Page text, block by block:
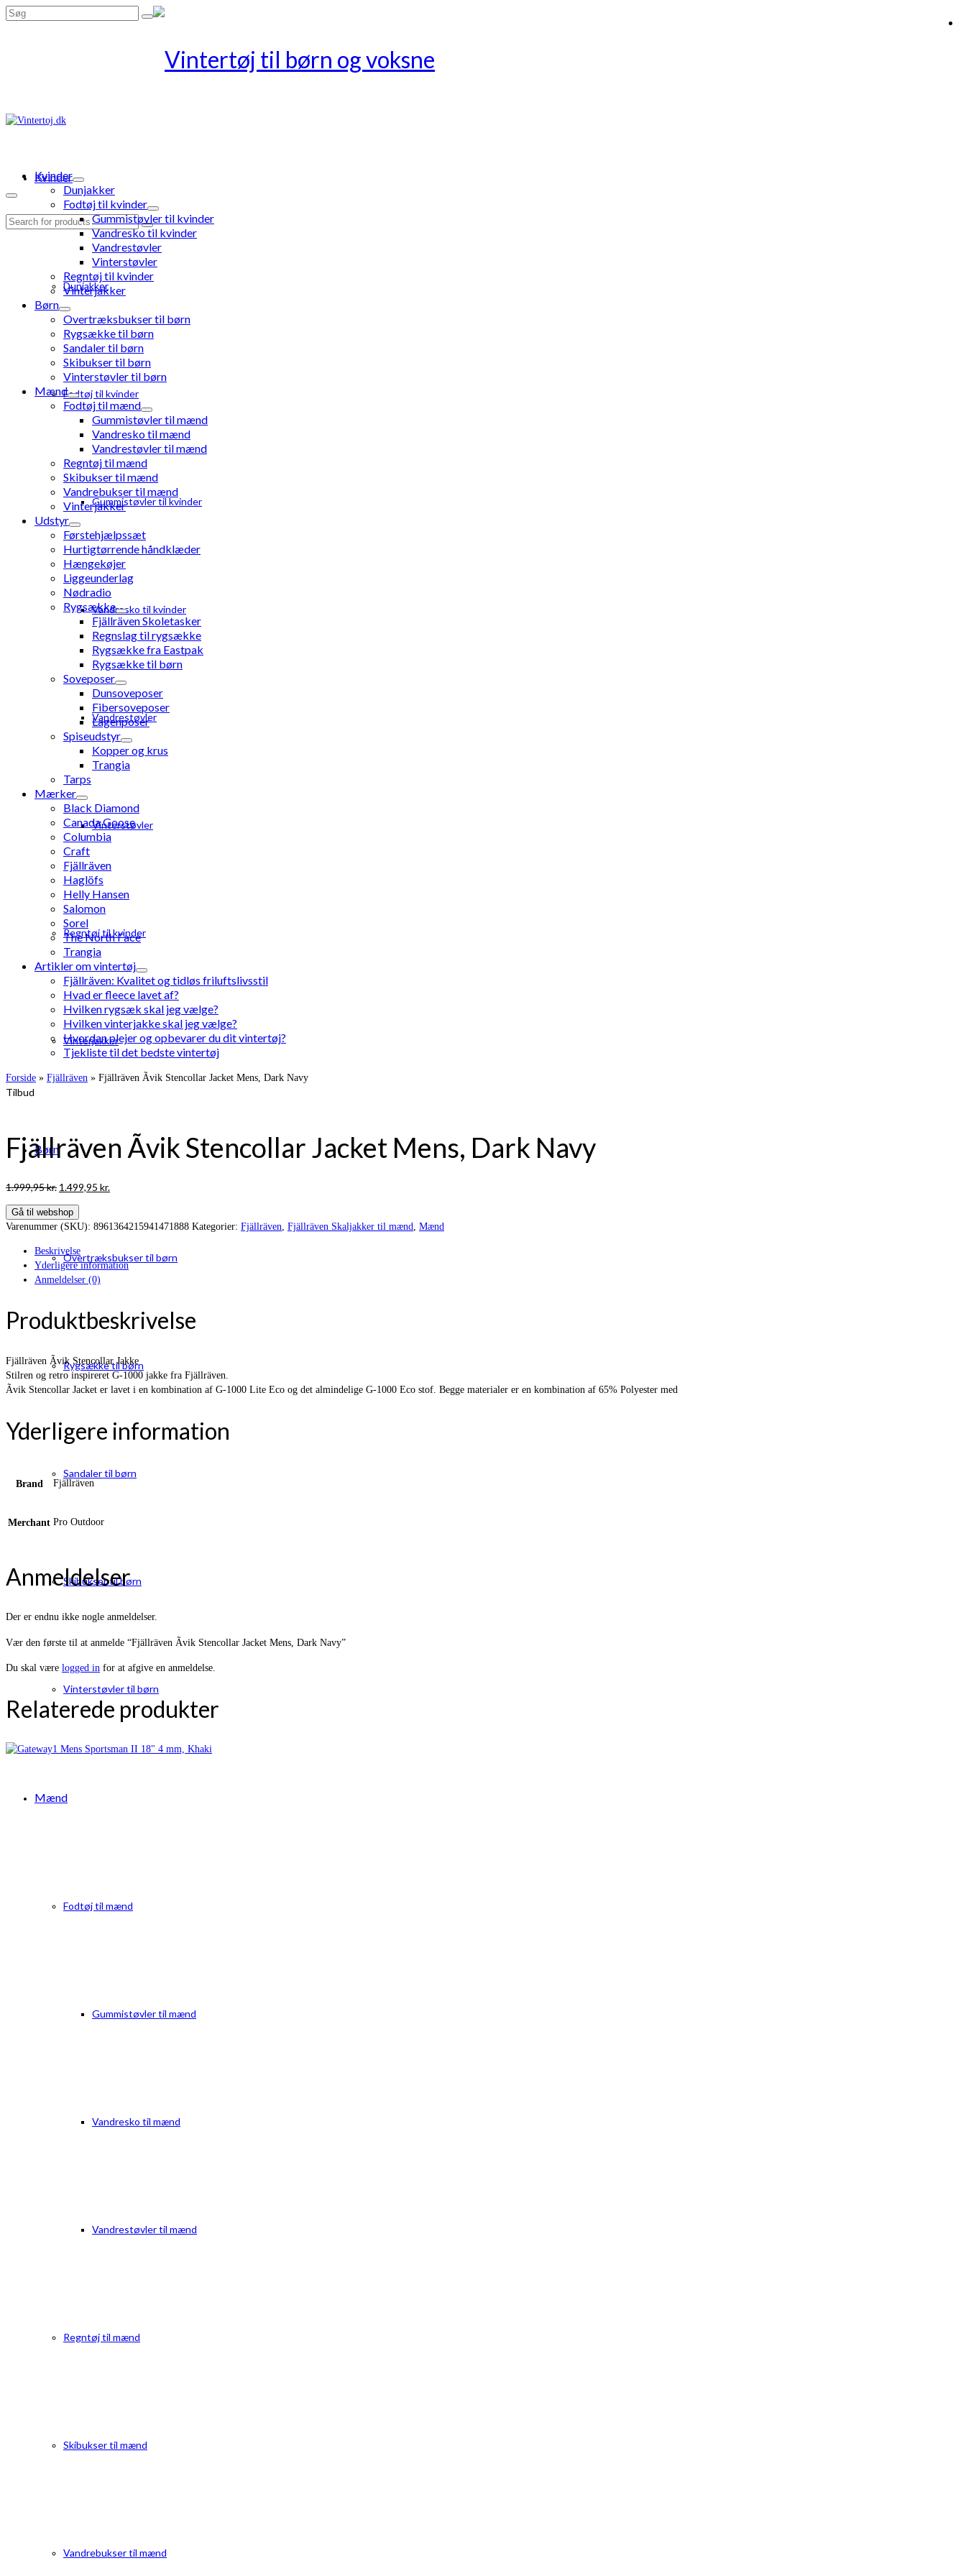
Search
Kvinder
Dunjakker
Fodtøj til kvinder
Gummistøvler til kvinder
Vandresko til kvinder
Vandrestøvler
Vinterstøvler
Regntøj til kvinder
Vinterjakker
Børn
Overtræksbukser til børn
Rygsække til børn
Sandaler til børn
Skibukser til børn
Vinterstøvler til børn
Mænd
Fodtøj til mænd
Gummistøvler til mænd
Vandresko til mænd
Vandrestøvler til mænd
Regntøj til mænd
Skibukser til mænd
Vandrebukser til mænd
Search
Kvinder
Dunjakker
Fodtøj til kvinder
Gummistøvler til kvinder
Vandresko til kvinder
Vandrestøvler
Vinterstøvler
Regntøj til kvinder
Vinterjakker
Børn
Overtræksbukser til børn
Rygsække til børn
Sandaler til børn
Skibukser til børn
Vinterstøvler til børn
Mænd
Fodtøj til mænd
Gummistøvler til mænd
Vandresko til mænd
Vandrestøvler til mænd
Regntøj til mænd
Skibukser til mænd
Vandrebukser til mænd
Vinterjakker
Udstyr
Førstehjælpssæt
Hurtigtørrende håndklæder
Hængekøjer
Liggeunderlag
Nødradio
Rygsække
Fjällräven Skoletasker
Regnslag til rygsække
Rygsække fra Eastpak
Rygsække til børn
Soveposer
Dunsoveposer
Fibersoveposer
Lagenposer
Spiseudstyr
Kopper og krus
Trangia
Tarps
Mærker
Black Diamond
Canada Goose
Columbia
Craft
Fjällräven
Haglöfs
Helly Hansen
Salomon
Sorel
The North Face
Trangia
Artikler om vintertøj
Fjällräven: Kvalitet og tidløs friluftslivsstil
Hvad er fleece lavet af?
Hvilken rygsæk skal jeg vælge?
Hvilken vinterjakke skal jeg vælge?
Hvordan plejer og opbevarer du dit vintertøj?
Tjekliste til det bedste vintertøj
Forside » Fjällräven » Fjällräven Ãvik Stencollar Jacket Mens, Dark Navy
Tilbud
Fjällräven Ãvik Stencollar Jacket Mens, Dark Navy
1.999,95kr. Den
pris
var:
1.499,95 kr.
er:
Gå til webshop
Varenummer (SKU): 8961364215941471888 Kategorier: Fjällräven Fjällräven Skaljakker til mænd Mænd
Beskrivelse
Yderligere information
Anmeldelser (0)
Produktbeskrivelse
Fjällräven Ãvik Stencollar Jakke
Stilren og retro inspireret G-1000 jakke fra Fjällräven.
Ãvik Stencollar Jacket er lavet i en kombination af G-1000 Lite Eco og det almindelige G-1000 Eco stof. Begge materialer er en kombination af 65% Polyester med
Yderligere information
Brand Fjällräven
Merchant Pro Outdoor
Anmeldelser
Der er endnu ikke nogle anmeldelser.
Vær den første til at anmelde “Fjällräven Ãvik Stencollar Jacket Mens, Dark Navy”
Du skal være logged in for at afgive en anmeldelse.
Relaterede produkter